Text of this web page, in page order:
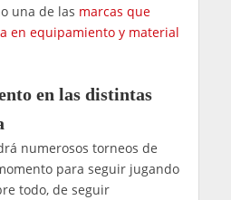
una de las marcas que
en equipamiento y material
en las distintas
numerosos torneos de
para seguir jugando
todo, de seguir